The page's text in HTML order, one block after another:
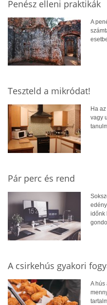
Penész elleni praktikák
A
Teszteld a mikródat!
Ha
vagy
Pár perc és rend
időnk
A csirkehús gyakori
A hús